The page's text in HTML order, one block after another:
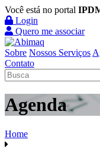
Você está no portal
Login
Quero me associar
Sobre Nossos Serviços
Contato
Agenda
Home